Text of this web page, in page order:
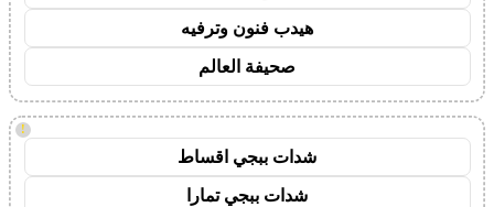
هيدب فنون وترفيه
صحيفة العالم
!
شدات ببجي اقساط
شدات ببجي تمارا